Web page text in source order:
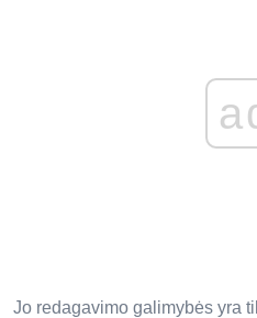
Jo redagavimo galimybės yra